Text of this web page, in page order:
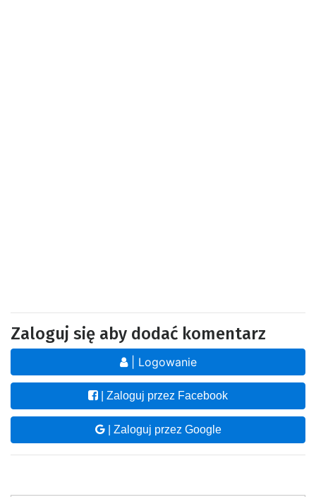
Zaloguj się aby dodać komentarz
| Logowanie
| Zaloguj przez Facebook
| Zaloguj przez Google